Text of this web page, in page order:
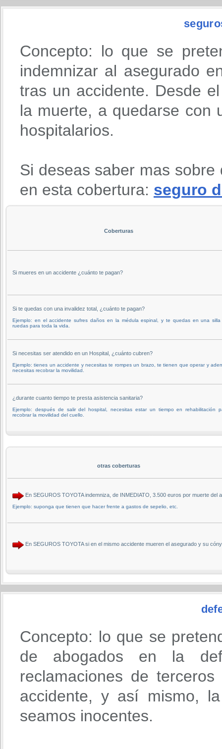
Concepto: lo que se
indemnizar al asegurado
tras un accidente. Desde
la muerte, a quedarse con
hospitalarios.
Si deseas saber mas
en esta cobertura: seguro
Coberturas
Si mueres en un accidente ¿cuánto te pagan?
Si te quedas con una invalidez total, ¿cuánto te pagan?
Ejemplo: en el accidente sufres daños en la médula espinal, y te quedas en una silla
ruedas para toda la vida.
Si necesitas ser atendido en un Hospital, ¿cuánto cubren?
Ejemplo: tienes un accidente y necesitas te rompes un brazo, te tienen que operar y
necesitas recobrar la movilidad.
¿durante cuanto tiempo te presta asistencia sanitaria?
Ejemplo: después de salir del hospital, necesitas estar un tiempo en rehabilitación
recobrar la movilidad del cuello.
otras coberturas
En SEGUROS TOYOTA indemniza, de INMEDIATO, 3.500 euros por muerte
Ejemplo: suponga que tienen que hacer frente a gastos de sepelio, etc.
En SEGUROS TOYOTA si en el mismo accidente mueren el asegurado y su
Concepto: lo que se
de abogados en la
reclamaciones de
accidente, y así mismo,
seamos inocentes.